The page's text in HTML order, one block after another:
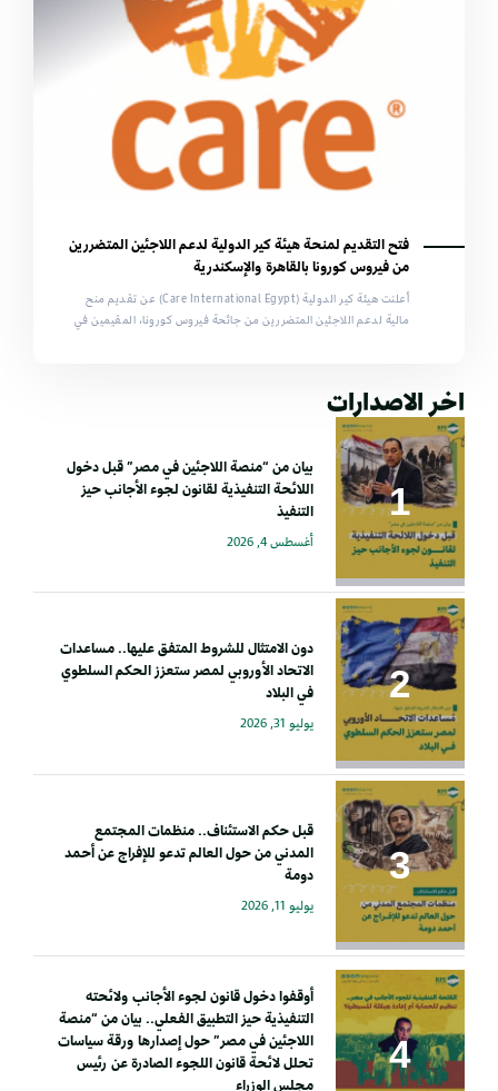
فتح التقديم لمنحة هيئة كير الدولية لدعم اللاجئين المتضررين
من فيروس كورونا بالقاهرة والإسكندرية
أعلنت هيئة كير الدولية (Care International Egypt) عن تقديم منح
مالية لدعم اللاجئين المتضررين من جائحة فيروس كورونا، المقيمين في
اخر الاصدارات
بيان من “منصة اللاجئين في مصر” قبل دخول
اللائحة التنفيذية لقانون لجوء الأجانب حيز
التنفيذ
أغسطس 4, 2026
دون الامتثال للشروط المتفق عليها.. مساعدات
الاتحاد الأوروبي لمصر ستعزز الحكم السلطوي
في البلاد
يوليو 31, 2026
قبل حكم الاستئناف.. منظمات المجتمع
المدني من حول العالم تدعو للإفراج عن أحمد
دومة
يوليو 11, 2026
أوقفوا دخول قانون لجوء الأجانب ولائحته
التنفيذية حيز التطبيق الفعلي.. بيان من “منصة
اللاجئين في مصر” حول إصدارها ورقة سياسات
تحلل لائحة قانون اللجوء الصادرة عن رئيس
مجلس الوزراء